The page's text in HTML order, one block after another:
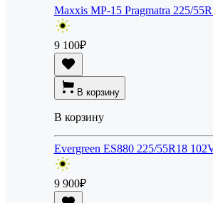
Maxxis MP-15 Pragmatra 225/
9 100₽
В корзину
В корзину
Evergreen ES880 225/55R18
9 900₽